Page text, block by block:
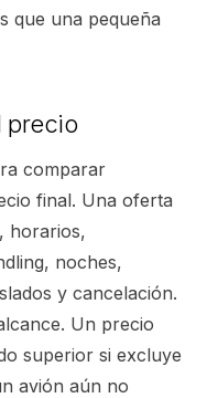
que una pequeña
precio
comparar
final. Una oferta
horarios,
noches,
y cancelación.
Un precio
superior si excluye
avión aún no